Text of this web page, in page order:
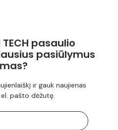
pasaulio
pasiūlymus
ir gauk naujienas
pašto dėžutę.